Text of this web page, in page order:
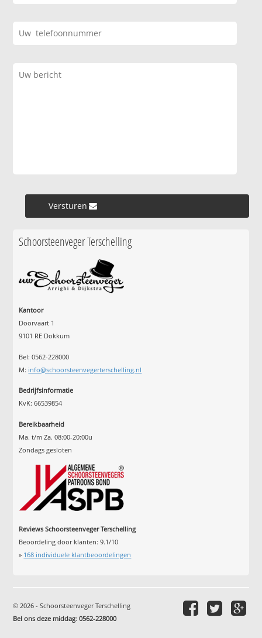
Versturen »
Schoorsteenveger Terschelling
Kantoor
Doorvaart 1
9101 RE Dokkum
Bel: 0562-228000
M: info@schoorsteenvegerterschelling.nl
Bedrijfsinformatie
KvK: 66539854
Bereikbaarheid
Ma. t/m Za. 08:00-20:00u
Zondags gesloten
Reviews Schoorsteenveger Terschelling
Beoordeling door klanten:9.1/10
» 168 individuele klantbeoordelingen
© 2026 - Schoorsteenveger Terschelling
Bel ons deze middag:0562-228000